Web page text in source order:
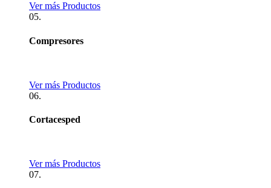
Ver más Productos
05.
Compresores
Ver más Productos
06.
Cortacesped
Ver más Productos
07.